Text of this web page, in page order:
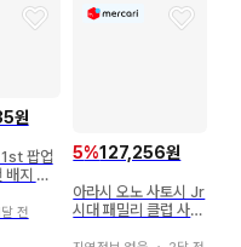
원
팝업
배지 세
달 전
5%127,256원
아라시 오노 사토시 Jr
시대 패밀리 클럽 사진